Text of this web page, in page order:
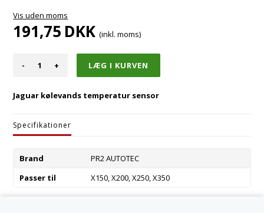
Vis uden moms
191,75 DKK (inkl. moms)
- +
Jaguar kølevands temperatur sensor
Specifikationer
Brand
PR2 AUTOTEC
Passer til
X150, X200, X250, X350